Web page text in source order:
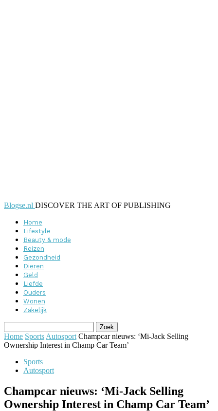
Blogse.nl DISCOVER THE ART OF PUBLISHING
Home
Lifestyle
Beauty & mode
Reizen
Gezondheid
Dieren
Geld
Liefde
Ouders
Wonen
Zakelijk
Home Sports Autosport Champcar nieuws: ‘Mi-Jack Selling
Ownership Interest in Champ Car Team’
Sports
Autosport
Champcar nieuws: ‘Mi-Jack Selling
Ownership Interest in Champ Car Team’